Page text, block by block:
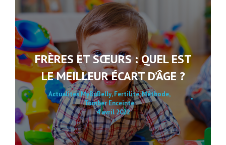
FRÈRES ET SŒURS : QUEL EST
LE MEILLEUR ÉCART D’ÂGE ?
Actualités MyBuBelly,Fertilité,Méthode,
Tomber Enceinte
4 avril 2022